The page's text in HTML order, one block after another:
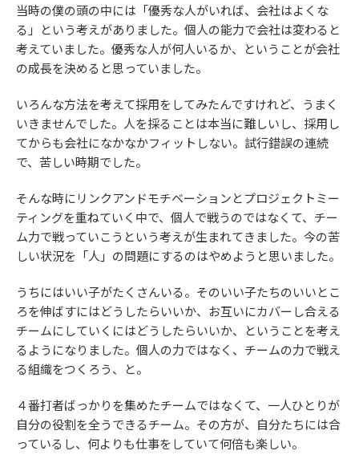
当時の僕の頭の中には「優秀な人がいれば、会社はよくな
る」という考えがありました。個人の能力で会社は変わると
考えていました。優秀な人が何人いるか、ということが会社
の成長を決めると思っていました。
いろんな方法を考えて採用をしてみたんですけれど、うまく
いきませんでした。人を採ることは本当に難しいし、採用し
てからも会社になかなかフィットしない。試行錯誤の連続
で、苦しい時期でした。
そんな時にリンクアンドモチベーションとプロジェクトミー
ティングを重ねていく中で、個人で戦うのではなくて、チー
ム力で戦っていこうという考えが生まれてきました。今の苦
しい状況を「人」の問題にするのはやめようと思いました。
うちにはいい子がたくさんいる。そのいい子たちのいいとこ
ろを伸ばすにはどうしたらいいか、お互いにカバーし合える
チームにしていくにはどうしたらいいか、ということを考え
るようになりました。個人の力ではなく、チームの力で戦え
る組織をつくろう、と。
４番打者ばっかりを集めたチームではなくて、一人ひとりが
自分の役割を全うできるチーム。その方が、自分たちには合
っているし、何よりも仕事をしていて何倍も楽しい。